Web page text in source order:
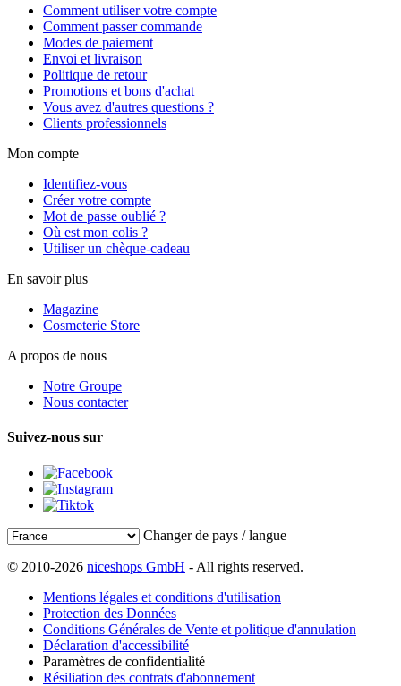
Comment utiliser votre compte
Comment passer commande
Modes de paiement
Envoi et livraison
Politique de retour
Promotions et bons d'achat
Vous avez d'autres questions ?
Clients professionnels
Mon compte
Identifiez-vous
Créer votre compte
Mot de passe oublié ?
Où est mon colis ?
Utiliser un chèque-cadeau
En savoir plus
Magazine
Cosmeterie Store
A propos de nous
Notre Groupe
Nous contacter
Suivez-nous sur
Changer de pays / langue
© 2010-2026 niceshops GmbH - All rights reserved.
Mentions légales et conditions d'utilisation
Protection des Données
Conditions Générales de Vente et politique d'annulation
Déclaration d'accessibilité
Paramètres de confidentialité
Résiliation des contrats d'abonnement